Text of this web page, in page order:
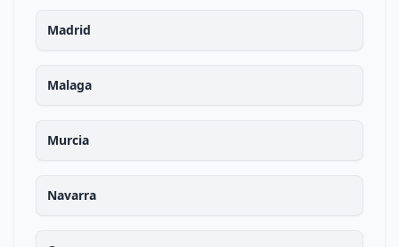
Madrid
Malaga
Murcia
Navarra